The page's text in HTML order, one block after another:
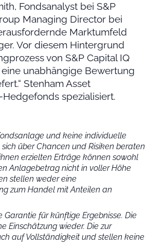
Fondsanalyst bei S&P
Managing Director bei
Marktumfeld
Vor diesem Hintergrund
von S&P Capital IQ
unabhängige Bewertung
Stenham Asset
spezialisiert.
und keine individuelle
über Chancen und Risiken beraten
erzielten Erträge können sowohl
Anlagebetrag nicht in voller Höhe
stellen weder eine
zum Handel mit Anteilen an
für künftige Ergebnisse. Die
Einschätzung wieder. Die zur
auf Vollständigkeit und stellen keine